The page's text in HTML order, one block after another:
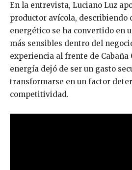
En la entrevista, Luciano Luz
productor avícola, describiendo
energético se ha convertido en
más sensibles dentro del
experiencia al frente de Cabaña
energía dejó de ser un gasto
transformarse en un factor
competitividad.